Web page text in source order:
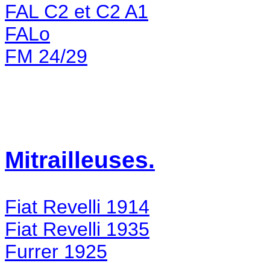
FAL C2 et C2 A1
FALo
FM 24/29
Mitrailleuses.
Fiat Revelli 1914
Fiat Revelli 1935
Furrer 1925